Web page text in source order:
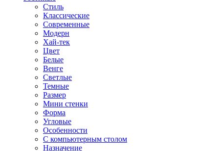
Стиль
Классические
Современные
Модерн
Хай-тек
Цвет
Белые
Венге
Светлые
Темные
Размер
Мини стенки
Форма
Угловые
Особенности
С компьютерным столом
Назначение